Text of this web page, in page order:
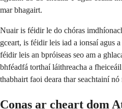
mar bhagairt.
Nuair is féidir le do chóras
gceart, is féidir leis iad a ionsaí agus
féidir leis an bpróiseas seo am a
bhféadfá torthaí láithreacha a
thabhairt faoi deara thar seachtainí nó
Conas ar cheart dom